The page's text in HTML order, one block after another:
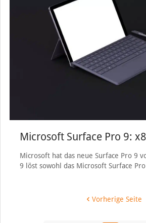
Microsoft Surface Pro 9:
Microsoft hat das neue Surface Pro 9
9 löst sowohl das Microsoft Surface
Vorherige Seite